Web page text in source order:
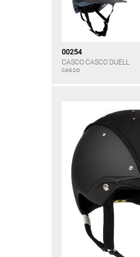
00254
CASCO CASCO DUELL
CAS CO